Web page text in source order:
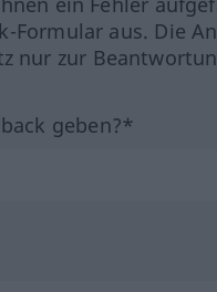
Formular aus. Die
nur zur
geben?*